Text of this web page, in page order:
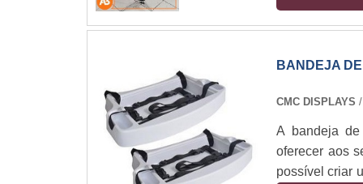
em lona sp
publicitárias
BANDEJA
CMC DISPLAYS
A bandeja
oferecer aos
possível criar